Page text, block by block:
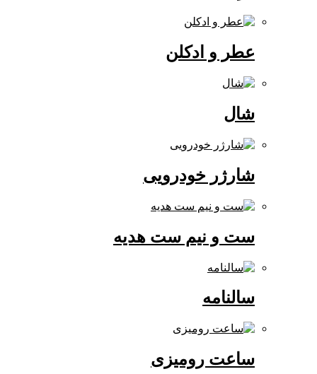
عطر و ادکلن
شارژر خودرویی
ست و نیم ست هدیه
ساعت رومیزی